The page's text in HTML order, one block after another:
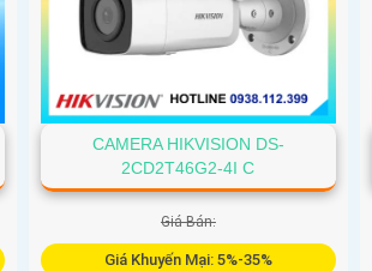
CAMERA HIKVISION DS-
2CD2T46G2-4I C
Giá Bán:
Giá Khuyến Mại: 5%-35%